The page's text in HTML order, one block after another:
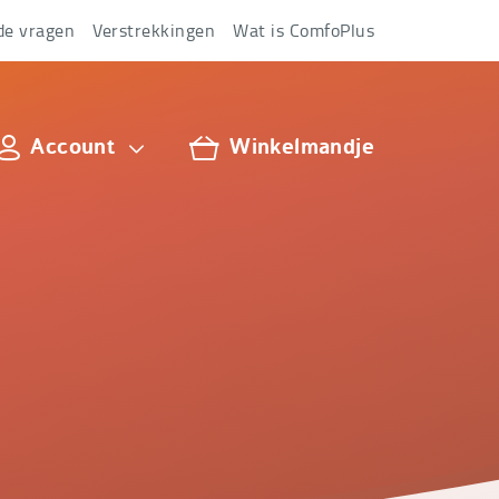
vragen Verstrekkingen Wat is ComfoPlus
Account Winkelmandje